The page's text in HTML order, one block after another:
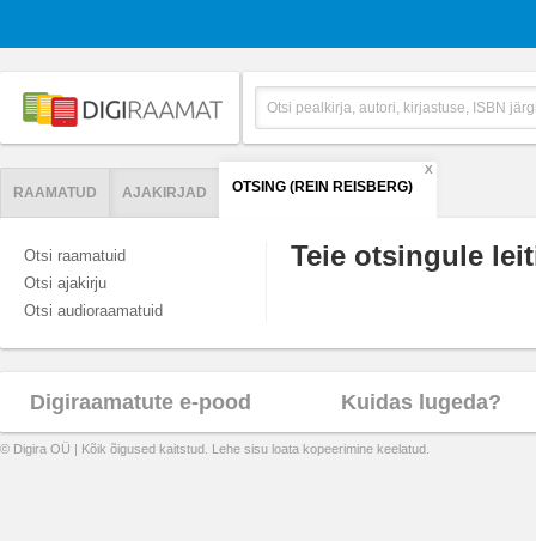
RAAMATUD AJAKIRJAD OTSING (REIN REISBERG)
X
Otsi raamatuid
Otsi ajakirju
Otsi audioraamatuid
Teie otsingule
Digiraamatute e-pood Kuidas lugeda?
© Digira OÜ | Kõik õigused kaitstud. Lehe sisu loata kopeerimine keelatud.